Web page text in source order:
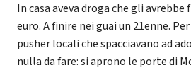
In casa aveva droga che gli
euro. A finire nei guai un 21enne.
pusher locali che spacciavano ad
nulla da fare: si aprono le porte di